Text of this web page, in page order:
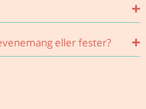
eller fester?